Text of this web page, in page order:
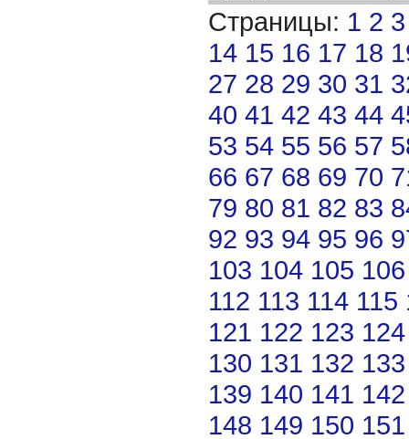
Страницы: 1 2 3
14 15 16 17 18
27 28 29 30 31
40 41 42 43 44
53 54 55 56 57
66 67 68 69 70
79 80 81 82 83
92 93 94 95 96
103 104 105 106
112 113 114 115
121 122 123 124
130 131 132 133
139 140 141 142
148 149 150 151